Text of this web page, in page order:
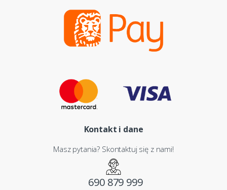
Kontakt i dane
Masz pytania? Skontaktuj się z nami!
690 879 999